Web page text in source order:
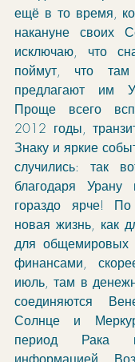
ещё в то время,
накануне своих
исключаю, что
поймут, что
предлагают им
Проще всего
2012 годы,
Знаку и яркие
случились: так
благодаря
гораздо ярче! По
новая жизнь, как
для
финансами,
июль, там в
соединяются
Солнце и
период Рака